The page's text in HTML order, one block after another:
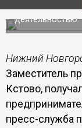
Депутат
деятельностью.
Нижний
Заместитель
Кстово,
пресс-служба